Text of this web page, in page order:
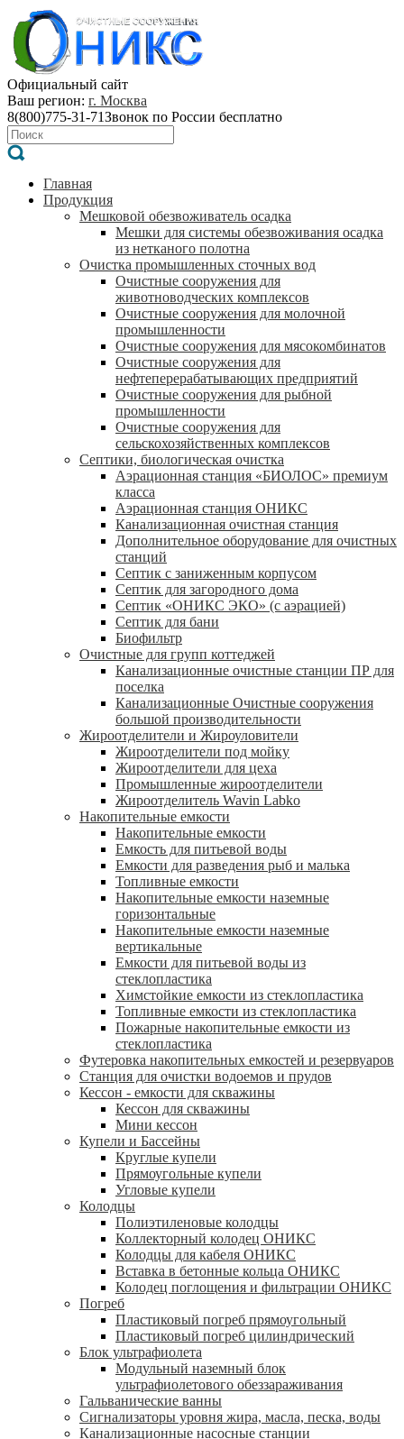
Официальный сайт
Ваш регион: г. Москва
8(800)775-31-71Звонок по России бесплатно
Главная
Продукция
Мешковой обезвоживатель осадка
Мешки для системы обезвоживания осадка
из нетканого полотна
Очистка промышленных сточных вод
Очистные сооружения для
животноводческих комплексов
Очистные сооружения для молочной
промышленности
Очистные сооружения для мясокомбинатов
Очистные сооружения для
нефтеперерабатывающих предприятий
Очистные сооружения для рыбной
промышленности
Очистные сооружения для
сельскохозяйственных комплексов
Септики, биологическая очистка
Аэрационная станция «БИОЛОС» премиум
класса
Аэрационная станция ОНИКС
Канализационная очистная станция
Дополнительное оборудование для очистных
станций
Септик с заниженным корпусом
Септик для загородного дома
Септик «ОНИКС ЭКО» (с аэрацией)
Септик для бани
Биофильтр
Очистные для групп коттеджей
Канализационные очистные станции ПР для
поселка
Канализационные Очистные сооружения
большой производительности
Жироотделители и Жироуловители
Жироотделители под мойку
Жироотделители для цеха
Промышленные жироотделители
Жироотделитель Wavin Labko
Накопительные емкости
Накопительные емкости
Емкость для питьевой воды
Емкости для разведения рыб и малька
Топливные емкости
Накопительные емкости наземные
горизонтальные
Накопительные емкости наземные
вертикальные
Емкости для питьевой воды из
стеклопластика
Химстойкие емкости из стеклопластика
Топливные емкости из стеклопластика
Пожарные накопительные емкости из
стеклопластика
Футеровка накопительных емкостей и резервуаров
Станция для очистки водоемов и прудов
Кессон - емкости для скважины
Кессон для скважины
Мини кессон
Купели и Бассейны
Круглые купели
Прямоугольные купели
Угловые купели
Колодцы
Полиэтиленовые колодцы
Коллекторный колодец ОНИКС
Колодцы для кабеля ОНИКС
Вставка в бетонные кольца ОНИКС
Колодец поглощения и фильтрации ОНИКС
Погреб
Пластиковый погреб прямоугольный
Пластиковый погреб цилиндрический
Блок ультрафиолета
Модульный наземный блок
ультрафиолетового обеззараживания
Гальванические ванны
Сигнализаторы уровня жира, масла, песка, воды
Канализационные насосные станции